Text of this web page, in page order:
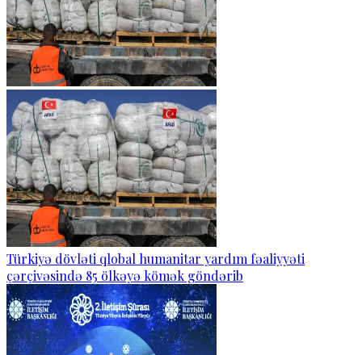
Türkiyə dövləti qlobal humanitar yardım fəaliyyəti
çərçivəsində 85 ölkəyə kömək göndərib